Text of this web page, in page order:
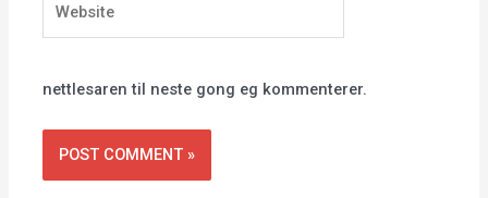
nettlesaren til neste gong eg kommenterer.